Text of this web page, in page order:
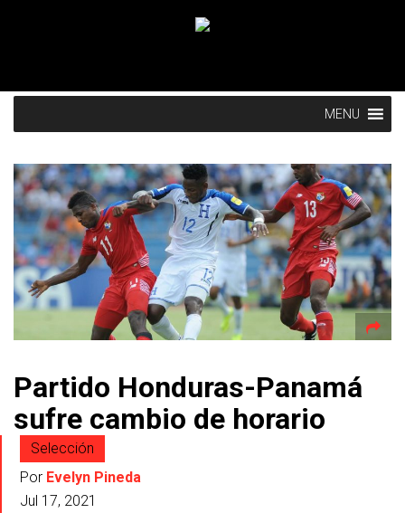
MENU
Partido Honduras-Panamá
sufre cambio de horario
Selección
Por Evelyn Pineda
Jul 17, 2021